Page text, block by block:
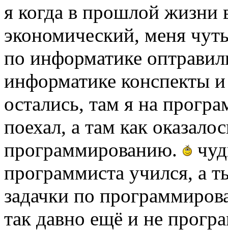
я когда в прошлой жизни
экономический, меня
по информатике
информатике конспекты
остались, там я на
поехал, а там как
программированию.
программиста учился, а
задачки по
так давно ещё и не